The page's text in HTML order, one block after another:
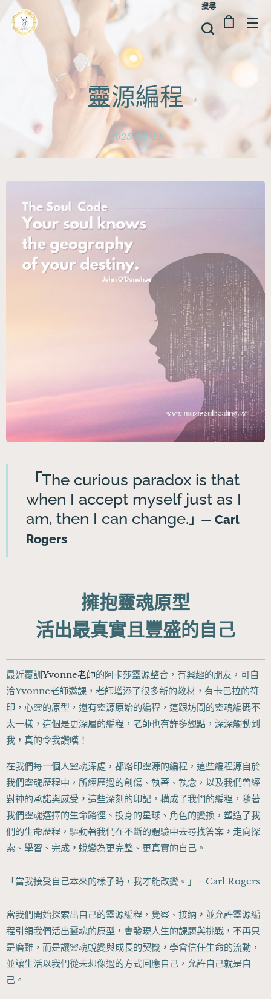
搜尋
靈源編程
2025-02-12
「 The curious paradox is that
when I accept myself just as I
am, then I can change.」 — Carl
Rogers
擁抱靈魂原型
活出最真實且豐盛的自己
最近覆訓 Yvonne老師的阿卡莎靈源整合，有興趣的朋友，可自
洽Yvonne老師邀課，老師增添了很多新的教材，有卡巴拉的符
印，心靈的原型，還有靈源原始的編程，這跟坊間的靈魂編碼不
太一樣，這個是更深層的編程，老師也有許多觀點，深深觸動到
我，真的令我讚嘆！
在我們每一個人靈魂深處，都烙印靈源的編程，這些編程源自於
我們靈魂歷程中，所經歷過的創傷、執著、執念，以及我們曾經
對神的承諾與感受 ， 這些深刻的印記，構成了我們的編程，隨著
我們靈魂選擇的生命路徑、投身的星球、角色的變換，塑造了我
們的生命歷程，驅動著我們在不斷的體驗中去尋找答案 ， 走向探
索、學習、完成 ， 蛻變為更完整、更真實的自己。
「當我接受自己本來的樣子時，我才能改變。」－Carl Rogers
當我們開始探索出自己的靈源編程，覺察、接納 ， 並允許靈源編
程引領我們活出靈魂的原型，會發現人生的課題與挑戰，不再只
是磨難，而是讓靈魂蛻變與成長的契機 ， 學會信任生命的流動，
並讓生活以我們從未想像過的方式回應自己，允許自己就是自
己。